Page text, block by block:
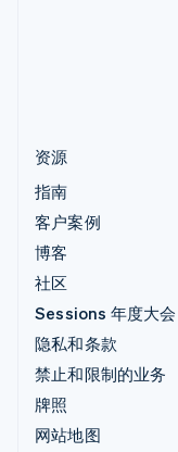
资源
指南
客户案例
博客
社区
Sessions 年度大会
隐私和条款
禁止和限制的业务
牌照
网站地图